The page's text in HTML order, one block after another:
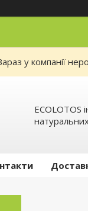
у компанії
ECOLOTOS